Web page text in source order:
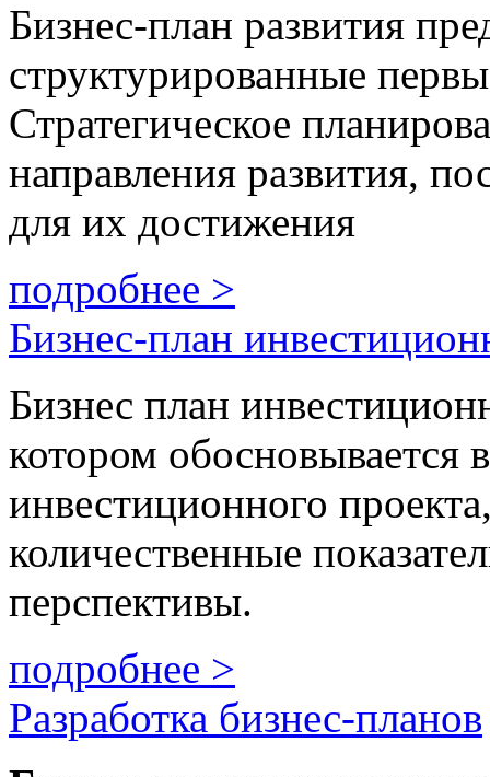
Бизнес-план развития
структурированные
Стратегическое
направления развития,
для их достижения
подробнее >
Бизнес-план
Бизнес план
котором обосновывается
инвестиционного
количественные
перспективы.
подробнее >
Разработка бизнес-планов